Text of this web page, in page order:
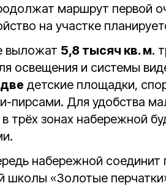
маршрут первой
на участке
выложат 5,8 тысяч кв. м.
освещения и системы
две детские площадки,
пирсами. Для удобства
трёх зонах набережной
набережной
школы «Золотые